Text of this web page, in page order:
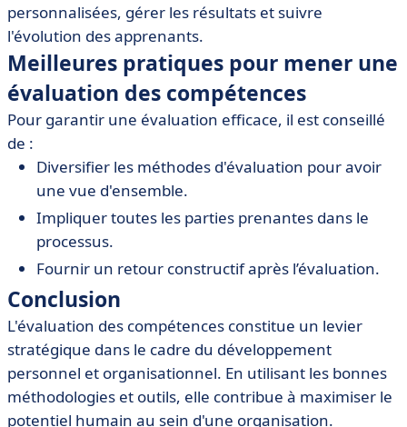
personnalisées, gérer les résultats et suivre
l'évolution des apprenants.
Meilleures pratiques pour mener une
évaluation des compétences
Pour garantir une évaluation efficace, il est conseillé
de :
Diversifier les méthodes d'évaluation pour avoir
une vue d'ensemble.
Impliquer toutes les parties prenantes dans le
processus.
Fournir un retour constructif après l’évaluation.
Conclusion
L'évaluation des compétences constitue un levier
stratégique dans le cadre du développement
personnel et organisationnel. En utilisant les bonnes
méthodologies et outils, elle contribue à maximiser le
potentiel humain au sein d'une organisation.